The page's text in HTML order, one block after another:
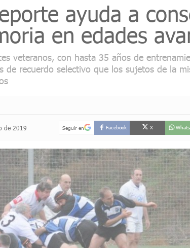
ayuda a
en edades
veteranos, con hasta 35 años de
de recuerdo selectivo que los sujetos de la
de 2019 Seguir en Facebook X